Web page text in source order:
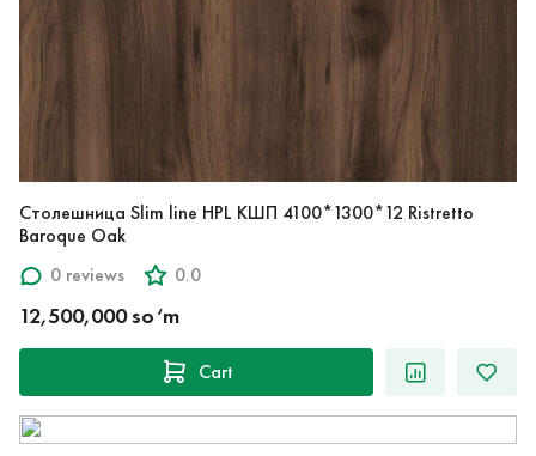
Столешница Slim line HPL КШП 4100*1300*12 Ristretto
Baroque Oak
0 reviews
0.0
12,500,000 so‘m
Cart